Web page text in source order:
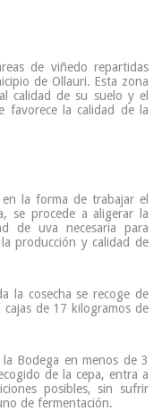
de viñedo repartidas
de Ollauri. Esta zona
calidad de su suelo y el
favorece la calidad de la
la forma de trabajar el
se procede a aligerar la
de uva necesaria para
producción y calidad de
la cosecha se recoge de
de 17 kilogramos de
Bodega en menos de 3
de la cepa, entra a
posibles, sin sufrir
de fermentación.